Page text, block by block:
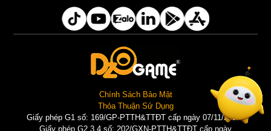
Chính Sách Bảo Mật
Thỏa Thuận Sử Dụng
Giấy phép G1 số: 169/GP-PTTH&TTĐT cấp ngày 07/11/2025 |
Giấy phép G2,3,4 số: 202/GXN-PTTH&TTĐT cấp ngày